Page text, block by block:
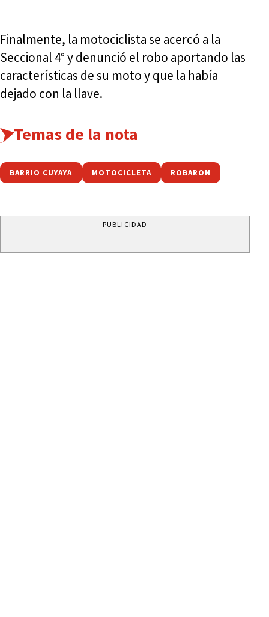
Finalmente, la motociclista se acercó a la
Seccional 4° y denunció el robo aportando las
características de su moto y que la había
dejado con la llave.
Temas de la nota
BARRIO CUYAYA MOTOCICLETA ROBARON
PUBLICIDAD